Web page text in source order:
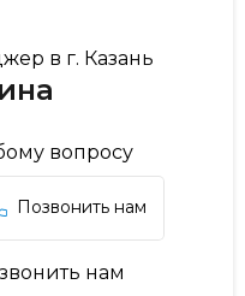
в г. Казань
вопросу
Позвонить нам
нам